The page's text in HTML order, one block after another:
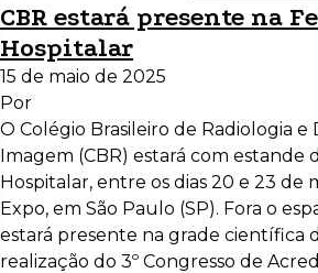
CBR estará presente na
Hospitalar
15 de maio de 2025
Por
O Colégio Brasileiro de Radiologia e
Imagem (CBR) estará com estande
Hospitalar, entre os dias 20 e 23 de
Expo, em São Paulo (SP). Fora o
estará presente na grade científica
realização do 3º Congresso de